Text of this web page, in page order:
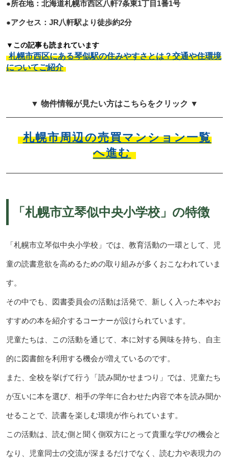
●所在地：北海道札幌市西区八軒7条東1丁目1番1号
●アクセス：JR八軒駅より徒歩約2分
▼この記事も読まれています
札幌市西区にある琴似駅の住みやすさとは？交通や住環境
についてご紹介
▼ 物件情報が見たい方はこちらをクリック ▼
札幌市周辺の売買マンション一覧
へ進む
「札幌市立琴似中央小学校」の特徴
「札幌市立琴似中央小学校」では、教育活動の一環として、児
童の読書意欲を高めるための取り組みが多くおこなわれていま
す。
その中でも、図書委員会の活動は活発で、新しく入った本やお
すすめの本を紹介するコーナーが設けられています。
児童たちは、この活動を通じて、本に対する興味を持ち、自主
的に図書館を利用する機会が増えているのです。
また、全校を挙げて行う「読み聞かせまつり」では、児童たち
が互いに本を選び、相手の学年に合わせた内容で本を読み聞か
せることで、読書を楽しむ環境が作られています。
この活動は、読む側と聞く側双方にとって貴重な学びの機会と
なり、児童同士の交流が深まるだけでなく、読む力や表現力の